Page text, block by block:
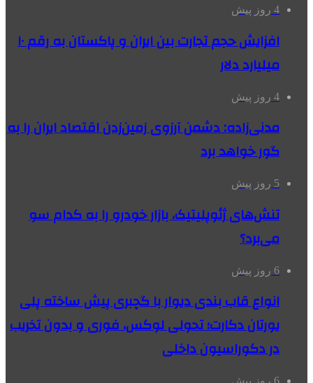
4 روز پیش
افزایش حجم تجارت بین ایران و پاکستان به رقم ۱۰
میلیارد دلار
4 روز پیش
مدنی‌زاده: دشمن آرزوی زمین‌زدن اقتصاد ایران را به
گور خواهد برد
5 روز پیش
تنش‌های ژئوپلیتیک، بازار خودرو را به کدام سو
می‌برد؟
6 روز پیش
انواع قاب بندی دیوار با گچبری پیش ساخته پلی
یورتان دکارت؛ تحولی لوکس، فوری و بدون تخریب
در دکوراسیون داخلی
6 روز پیش